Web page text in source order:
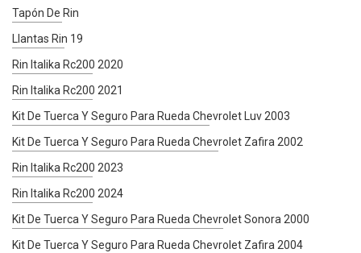
Tapón De Rin
Llantas Rin 19
Rin Italika Rc200 2020
Rin Italika Rc200 2021
Kit De Tuerca Y Seguro Para Rueda Chevrolet Luv 2003
Kit De Tuerca Y Seguro Para Rueda Chevrolet Zafira 2002
Rin Italika Rc200 2023
Rin Italika Rc200 2024
Kit De Tuerca Y Seguro Para Rueda Chevrolet Sonora 2000
Kit De Tuerca Y Seguro Para Rueda Chevrolet Zafira 2004